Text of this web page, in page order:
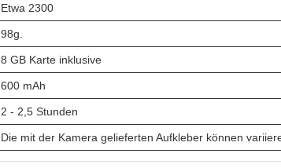
Etwa 2300
98g.
8 GB Karte inklusive
600 mAh
2 - 2,5 Stunden
Die mit der Kamera gelieferten Aufkleber können